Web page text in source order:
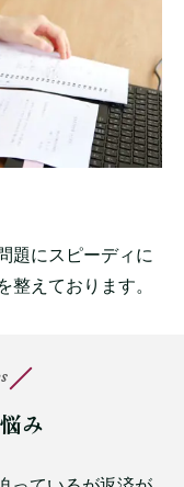
題にスピーディに
整えております。
み